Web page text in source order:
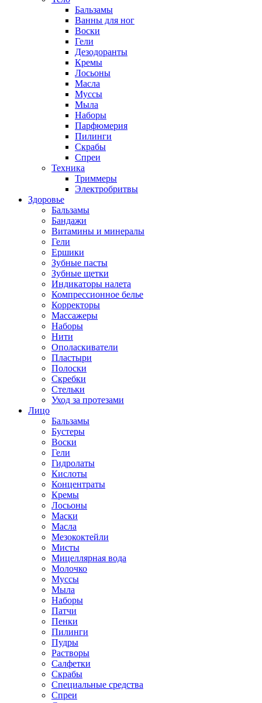
Бальзамы
Ванны для ног
Воски
Гели
Дезодоранты
Кремы
Лосьоны
Масла
Муссы
Мыла
Наборы
Парфюмерия
Пилинги
Скрабы
Спреи
Техника
Триммеры
Электробритвы
Здоровье
Бальзамы
Бандажи
Витамины и минералы
Гели
Ершики
Зубные пасты
Зубные щетки
Индикаторы налета
Компрессионное белье
Корректоры
Массажеры
Наборы
Нити
Ополаскиватели
Пластыри
Полоски
Скребки
Стельки
Уход за протезами
Лицо
Бальзамы
Бустеры
Воски
Гели
Гидролаты
Кислоты
Концентраты
Кремы
Лосьоны
Маски
Масла
Мезококтейли
Мисты
Мицеллярная вода
Молочко
Муссы
Мыла
Наборы
Патчи
Пенки
Пилинги
Пудры
Растворы
Салфетки
Скрабы
Специальные средства
Спреи